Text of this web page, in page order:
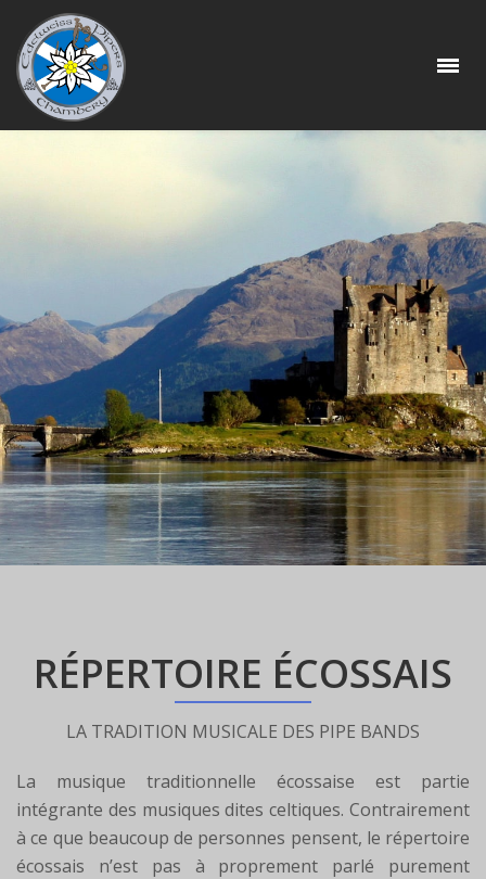
RÉPERTOIRE ÉCOSSAIS
LA TRADITION MUSICALE DES PIPE BANDS
La musique traditionnelle écossaise est partie
intégrante des musiques dites celtiques. Contrairement
à ce que beaucoup de personnes pensent, le répertoire
écossais n’est pas à proprement parlé purement